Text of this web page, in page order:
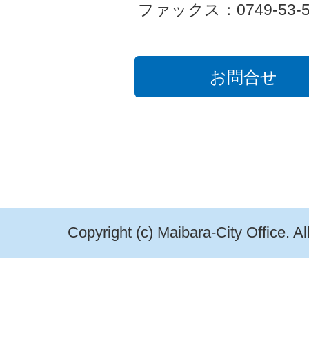
ファックス：0749-53-
お問合せ
Copyright (c) Maibara-City Office.